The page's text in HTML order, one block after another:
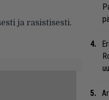
ja rasistisesti.